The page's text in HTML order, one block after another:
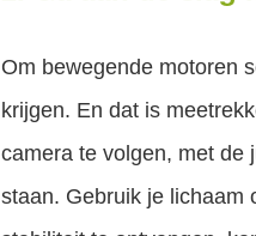
Om bewegende motoren
krijgen. En dat is
camera te volgen, met de
staan. Gebruik je lichaam